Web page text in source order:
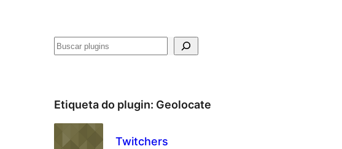
Buscar
Etiqueta do plugin: Geolocate
Twitchers